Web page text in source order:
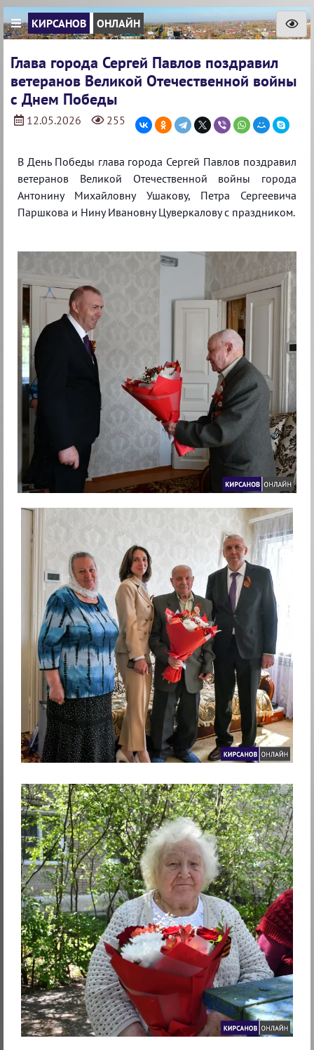
КИРСАНОВ ОНЛАЙН
Глава города Сергей Павлов поздравил
ветеранов Великой Отечественной войны
с Днем Победы
12.05.2026 255
В День Победы глава города Сергей Павлов поздравил
ветеранов Великой Отечественной войны города
Антонину Михайловну Ушакову, Петра Сергеевича
Паршкова и Нину Ивановну Цуверкалову с праздником.